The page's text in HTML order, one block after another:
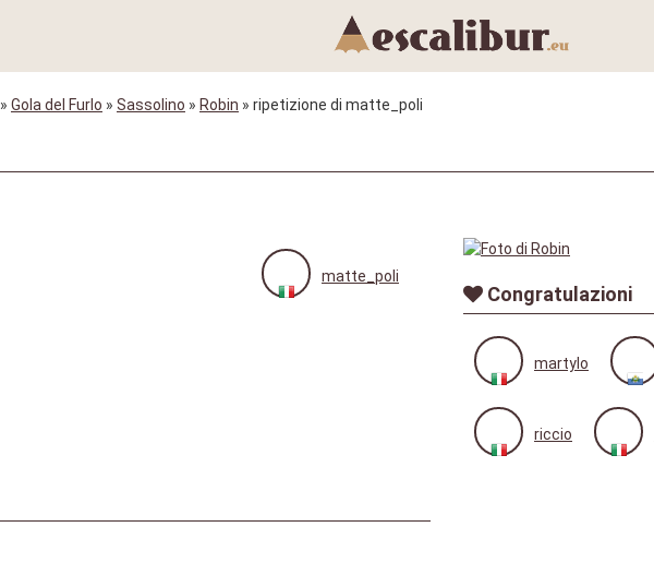
» Gola del Furlo » Sassolino » Robin » ripetizione di matte_poli
matte_poli
Congratulazioni
martylo
riccio